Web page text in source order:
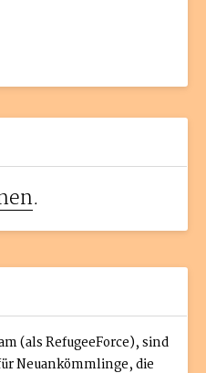
.
(als RefugeeForce), sind
Neuankömmlinge, die